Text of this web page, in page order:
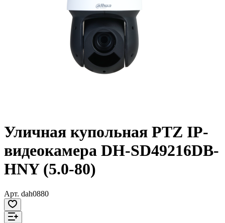
Уличная купольная PTZ IP-
видеокамера DH-SD49216DB-
HNY (5.0-80)
Арт. dah0880